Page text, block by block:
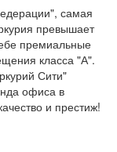
самая
превышает
премиальные
класса "А".
Сити"
офиса в
и престиж!